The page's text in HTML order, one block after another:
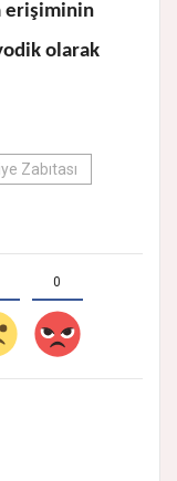
erişiminin
olarak
Zabıtası
0